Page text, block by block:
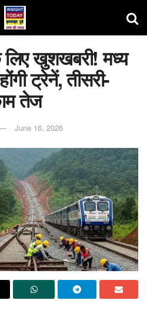
लिए खुशखबरी! मध्य
ट्रेनें, तीसरी-
तेज
June 16, 2026